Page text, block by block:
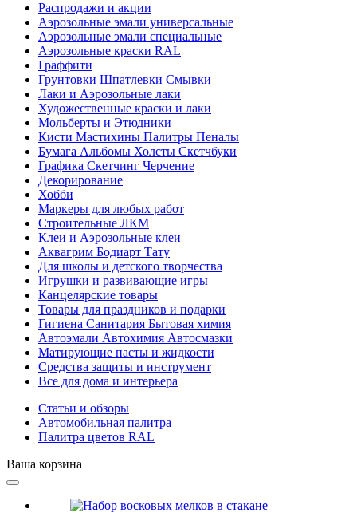
Распродажи и акции
Аэрозольные эмали универсальные
Аэрозольные эмали специальные
Аэрозольные краски RAL
Граффити
Грунтовки Шпатлевки Смывки
Лаки и Аэрозольные лаки
Художественные краски и лаки
Мольберты и Этюдники
Кисти Мастихины Палитры Пеналы
Бумага Альбомы Холсты Скетчбуки
Графика Скетчинг Черчение
Декорирование
Хобби
Маркеры для любых работ
Строительные ЛКМ
Клеи и Аэрозольные клеи
Аквагрим Бодиарт Тату
Для школы и детского творчества
Игрушки и развивающие игры
Канцелярские товары
Товары для праздников и подарки
Гигиена Санитария Бытовая химия
Автоэмали Автохимия Автосмазки
Матирующие пасты и жидкости
Средства защиты и инструмент
Все для дома и интерьера
Статьи и обзоры
Автомобильная палитра
Палитра цветов RAL
Ваша корзина